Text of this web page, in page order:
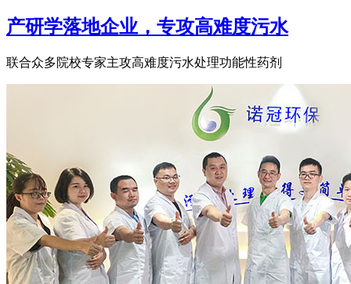
产研学落地企业，专攻高难度污水
联合众多院校专家主攻高难度污水处理功能性药剂